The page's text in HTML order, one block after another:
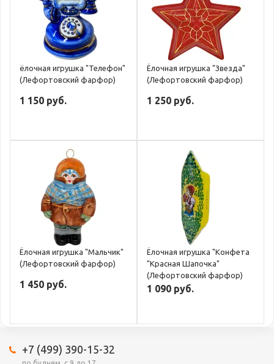
ёлочная игрушка "Телефон"
(Лефортовский фарфор)
1 150 руб.
Ёлочная игрушка "Звезда"
(Лефортовский фарфор)
1 250 руб.
Ёлочная игрушка "Мальчик"
(Лефортовский фарфор)
1 450 руб.
Ёлочная игрушка "Конфета
"Красная Шапочка"
(Лефортовский фарфор)
1 090 руб.
+7 (499) 390-15-32